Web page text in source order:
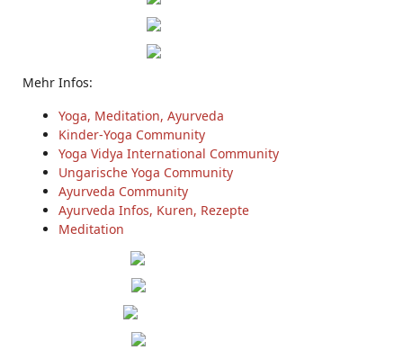
Mehr Infos:
Yoga, Meditation, Ayurveda
Kinder-Yoga Community
Yoga Vidya International Community
Ungarische Yoga Community
Ayurveda Community
Ayurveda Infos, Kuren, Rezepte
Meditation